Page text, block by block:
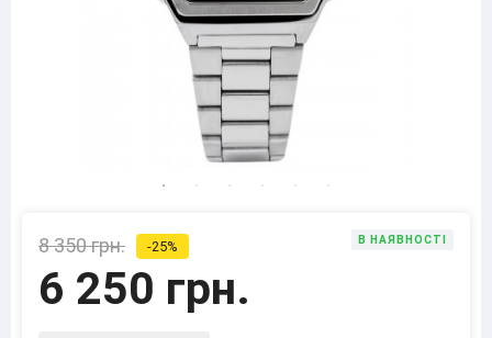
8 350 грн. -25%
6 250 грн.
В НАЯВНОСТІ